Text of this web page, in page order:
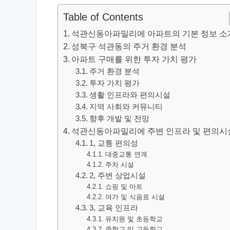
Table of Contents
석관신동아파밀리에 아파트의 기본 정보 소
성북구 석관동의 주거 환경 분석
아파트 구매를 위한 투자 가치 평가
주거 환경 분석
투자 가치 평가
생활 인프라와 편의시설
지역 사회와 커뮤니티
향후 개발 및 전망
석관신동아파밀리에 주변 인프라 및 편의시
1, 교통 편의성
대중교통 연계
주차 시설
2, 주변 상업시설
쇼핑 및 마트
여가 및 식음료 시설
3, 교육 인프라
유치원 및 초등학교